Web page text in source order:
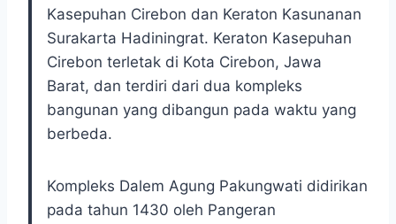
Kasepuhan Cirebon dan Keraton Kasunanan
Surakarta Hadiningrat. Keraton Kasepuhan
Cirebon terletak di Kota Cirebon, Jawa
Barat, dan terdiri dari dua kompleks
bangunan yang dibangun pada waktu yang
berbeda.
Kompleks Dalem Agung Pakungwati didirikan
pada tahun 1430 oleh Pangeran